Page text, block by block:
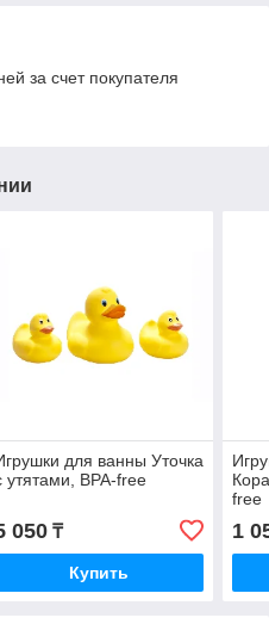
за счет покупателя
для ванны Уточка
утятами, BPA-free
050₸
Купить
free
1